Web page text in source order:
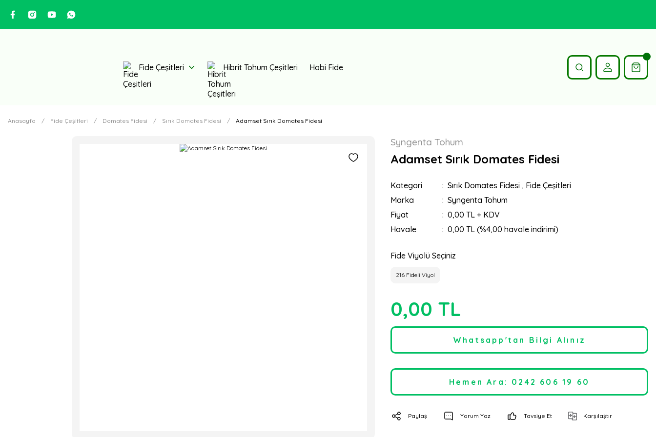
Fide Çeşitleri Hibrit Tohum Çeşitleri Hobi Fide
Anasayfa Fide Çeşitleri Domates Fidesi Sırık Domates Fidesi Adamset Sırık Domates Fidesi
Syngenta Tohum
Adamset Sırık Domates Fidesi
Kategori Sırık Domates Fidesi , Fide Çeşitleri
Marka
Syngenta Tohum
Fiyat
0,00 TL + KDV
Havale
0,00 TL (%4,00 havale indirimi)
Fide Viyolü Seçiniz
216 Fideli Viyol
0,00 TL
Whatsapp'tan Bilgi Alınız
Hemen Ara: 0242 606 19 60
Paylaş Yorum Yaz Tavsiye Et Karşılaştır